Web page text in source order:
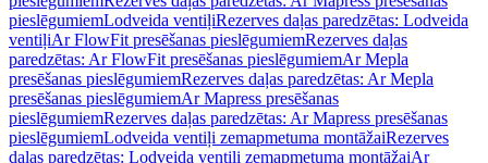
pieslēgumiemLodveida ventiļiRezerves daļas paredzētas: Lodveida
ventiļiAr FlowFit presēšanas pieslēgumiemRezerves daļas
paredzētas: Ar FlowFit presēšanas pieslēgumiemAr Mepla
presēšanas pieslēgumiemRezerves daļas paredzētas: Ar Mepla
presēšanas pieslēgumiemAr Mapress presēšanas
pieslēgumiemRezerves daļas paredzētas: Ar Mapress presēšanas
pieslēgumiemLodveida ventiļi zemapmetuma montāžaiRezerves
daļas paredzētas: Lodveida ventiļi zemapmetuma montāžaiAr